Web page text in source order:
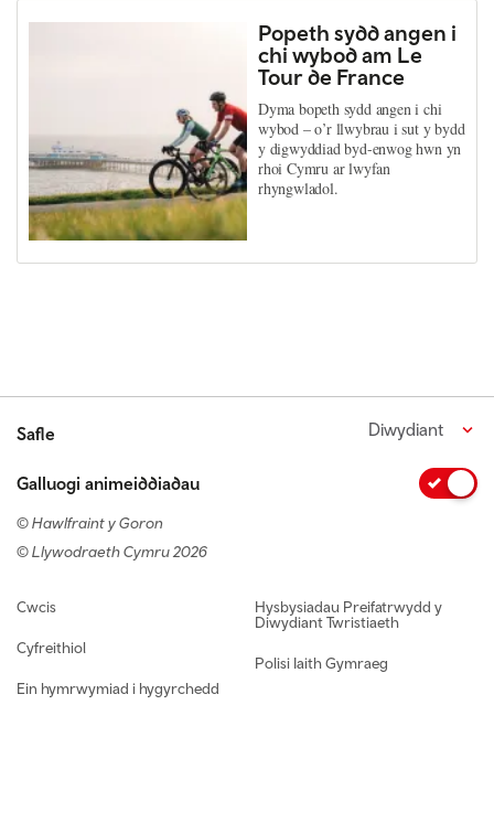
Popeth sydd angen i
chi wybod am Le
Tour de France
Dyma bopeth sydd angen i chi
wybod – o’r llwybrau i sut y bydd
y digwyddiad byd-enwog hwn yn
rhoi Cymru ar lwyfan
rhyngwladol.
Safle Diwydiant
Galluogi animeiddiadau
© Hawlfraint y Goron
© Llywodraeth Cymru 2026
Footer navigation
Cwcis
Cyfreithiol
Ein hymrwymiad i hygyrchedd
Hysbysiadau Preifatrwydd y
Diwydiant Twristiaeth
Polisi Iaith Gymraeg